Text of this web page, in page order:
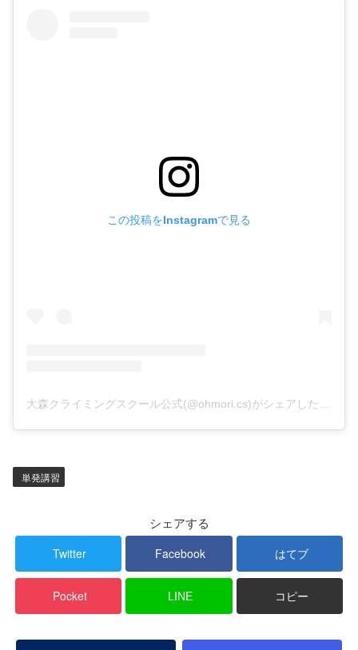
この投稿をInstagramで見る
単発講習
シェアする
Twitter Facebook はてブ
Pocket LINE コピー